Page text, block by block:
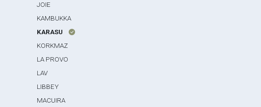
JOIE
KAMBUKKA
KARASU
KORKMAZ
LA PROVO
LAV
LIBBEY
MACUIRA